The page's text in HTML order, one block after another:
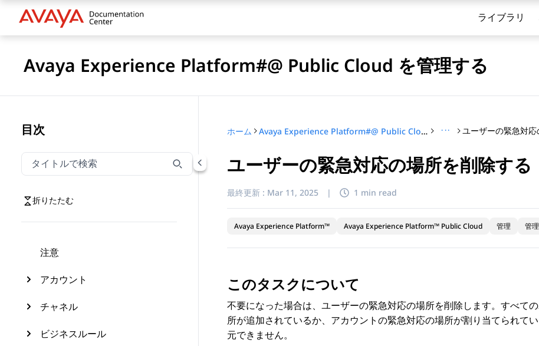
ライブラリ
Avaya Experience Platform#@ Public Cloud を管理する
目次
タイトルでナビゲーションをフィルター
タイトルでナビゲーション項目を絞り込むには入力してください
折りたたむ
注意
アカウント
チャネル
ビジネスルール
ホーム Avaya Experience Platform#@ Public Cloud を管理する ··· ユーザーの緊急対
ユーザーの緊急対応の場所を削除する
最終更新 : Mar 11, 2025 | 1 min read
Avaya Experience Platform™ Avaya Experience Platform™ Public Cloud 管理 管
このタスクについて
不要になった場合は、ユーザーの緊急対応の場所を削除します。すべて
所が追加されているか、アカウントの緊急対応の場所が割り当てられて
元できません。